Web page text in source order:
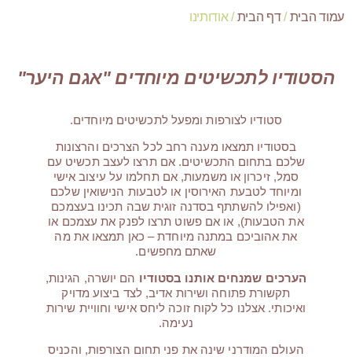
עמוד הבית/דף הבית/ אודותינו
הסטודיו לתכשיטים מיוחדים "אגם היער"
סטודיו לצורפות ומפעל לתכשיטים מיוחדים.
בסטודיו תמצאו מענה רחב לכל הצרכים והרצונות
שלכם בתחום התכשיטים. אם תרצו לעצב תכשיט עם
סמל, זיכרון או משמעות, אם תחלמו על עיצוב אישי
ומיוחד לטבעת האירוסין או לטבעות הנישואין שלכם
(ואפילו להשתתף בסדנה זוגית שבה תכינו בעצמכם
את הטבעות), או אם פשוט תרצו לפנק את עצמכם או
את אהוביכם במתנה מיוחדת – כאן תמצאו את מה
שאתם מחפשים.
הערכים שמנחים אותנו בסטודיו הם יושרה, הגינות,
תקשורת פתוחה ושירות אדיב, לצד ביצוע מדויק
ואיכותי. אצלנו כל לקוח זוכה ליחס אישי וחוויית שירות
נעימה.
העולם המודרני שינה את פני תחום הצורפות, והכניס